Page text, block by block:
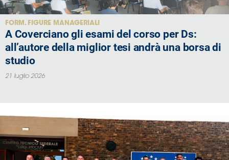
FORM. FIGURE MANAGERIALI
A Coverciano gli esami del corso per Ds:
all’autore della miglior tesi andrà una borsa di
studio
21 luglio 2026